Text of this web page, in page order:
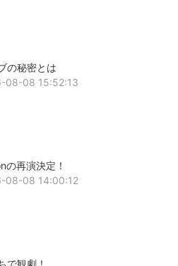
の秘密とは
08-08 15:52:13
の再演決定！
08-08 14:00:12